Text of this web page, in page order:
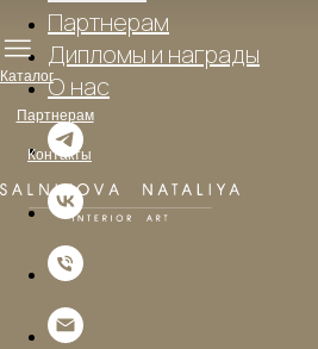
Каталог
Партнерам
Контакты
Партнерам
Дипломы и награды
О нас